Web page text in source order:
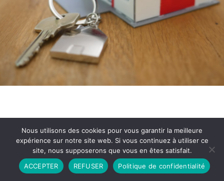
Partenariat Contact
Politique de Confidentialité
CGU
Copyright © 2026 - Propulsé par DIEUDUDIABLE
Nous utilisons des cookies pour vous garantir la meilleure
expérience sur notre site web. Si vous continuez à utiliser ce
site, nous supposerons que vous en êtes satisfait.
ACCEPTER
REFUSER Politique de confidentialité